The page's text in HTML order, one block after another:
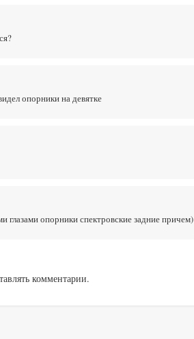
опорники на девятке
глазами опорники спектровские задние причем)
комментарии.